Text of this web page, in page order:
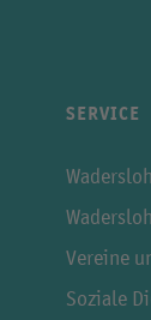
SERVICE
Vereine
Soziale